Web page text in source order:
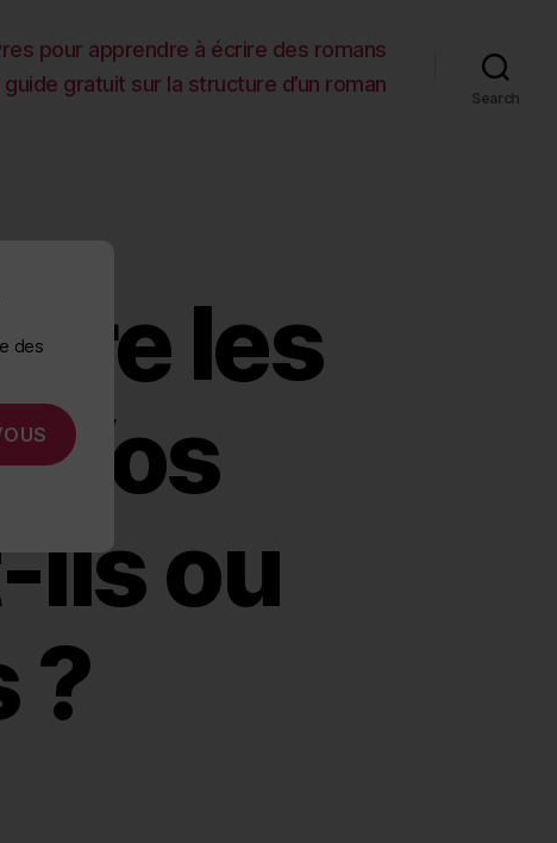
pour apprendre à écrire des romans
gratuit sur la structure d’un roman
Search
les
Vos
ils ou
?
des